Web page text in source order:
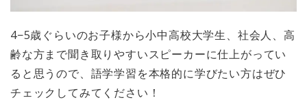
4−5歳ぐらいのお子様から小中高校大学生、社会人、高
齢な方まで聞き取りやすいスピーカーに仕上がってい
ると思うので、語学学習を本格的に学びたい方はぜひ
チェックしてみてください！